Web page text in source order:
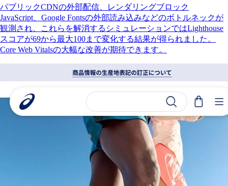
パブリックCDNの外部配信、レンダリングブロック
JavaScript、Google Fontsの外部読み込みなどのボトルネックが
観測され、これらを解消するシミュレーションではLighthouse
スコアが69から最大100まで変化する結果が得られました。
Core Web Vitalsの大幅な改善が期待できます。